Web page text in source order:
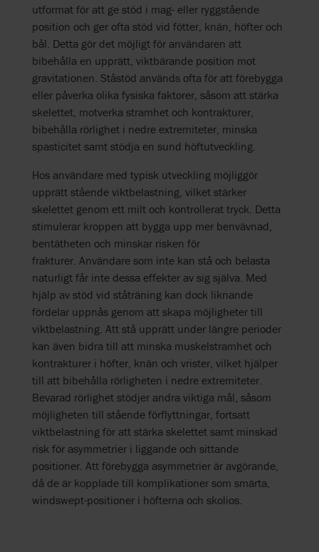
utformat för att ge stöd i mag- eller ryggstående
position och ger ofta stöd vid fötter, knän, höfter och
bål. Detta gör det möjligt för användaren att
bibehålla en upprätt, viktbärande position mot
gravitationen. Ståstöd används ofta för att förebygga
eller påverka olika fysiska faktorer, såsom att stärka
skelettet, motverka stramhet och kontrakturer,
bibehålla rörlighet i nedre extremiteter, minska
spasticitet samt stödja en sund höftutveckling.
Hos användare med typisk utveckling möjliggör
upprätt stående viktbelastning, vilket stärker
skelettet genom ett milt och kontrollerat tryck. Detta
stimulerar kroppen att bygga upp mer benvävnad,
bentätheten och minskar risken för
frakturer. Användare som inte kan stå och belasta
naturligt får inte dessa effekter av sig själva. Med
hjälp av stöd vid ståträning kan dock liknande
fördelar uppnås genom att skapa möjligheter till
viktbelastning. Att stå upprätt under längre perioder
kan även bidra till att minska muskelstramhet och
kontrakturer i höfter, knän och vrister, vilket hjälper
till att bibehålla rörligheten i nedre extremiteter.
Bevarad rörlighet stödjer andra viktiga mål, såsom
möjligheten till stående förflyttningar, fortsatt
viktbelastning för att stärka skelettet samt minskad
risk för asymmetrier i liggande och sittande
positioner. Att förebygga asymmetrier är avgörande,
då de är kopplade till komplikationer som smärta,
windswept-positioner i höfterna och skolios.